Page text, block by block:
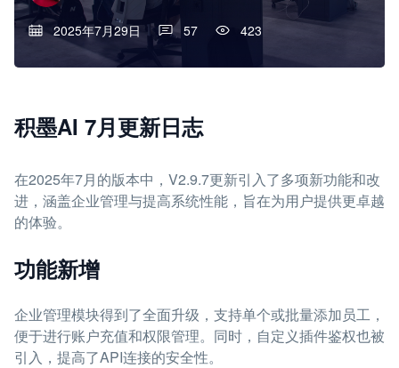
2025年7月29日 57 423
积墨AI 7月更新日志
在2025年7月的版本中，V2.9.7更新引入了多项新功能和改
进，涵盖企业管理与提高系统性能，旨在为用户提供更卓越
的体验。
功能新增
企业管理模块得到了全面升级，支持单个或批量添加员工，
便于进行账户充值和权限管理。同时，自定义插件鉴权也被
引入，提高了API连接的安全性。